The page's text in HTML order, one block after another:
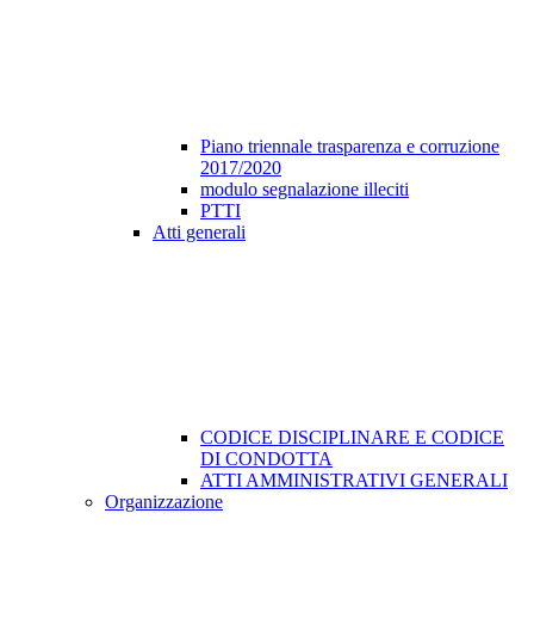
Piano triennale trasparenza e corruzione
2017/2020
modulo segnalazione illeciti
PTTI
Atti generali
CODICE DISCIPLINARE E CODICE
DI CONDOTTA
ATTI AMMINISTRATIVI GENERALI
Organizzazione